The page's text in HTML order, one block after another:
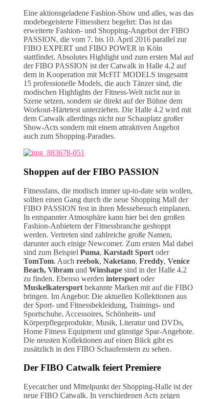
Eine aktionsgeladene Fashion-Show und alles, was das
modebegeisterte Fitnessherz begehrt: Das ist das
erweiterte Fashion- und Shopping-Angebot der FIBO
PASSION, die vom 7. bis 10. April 2016 parallel zur
FIBO EXPERT und FIBO POWER in Köln
stattfindet. Absolutes Highlight und zum ersten Mal auf
der FIBO PASSION ist der Catwalk in Halle 4.2 auf
dem in Kooperation mit McFIT MODELS insgesamt
15 professionelle Models, die auch Tänzer sind, die
modischen Highlights der Fitness-Welt nicht nur in
Szene setzen, sondern sie direkt auf der Bühne dem
Workout-Härtetest unterziehen. Die Halle 4.2 wird mit
dem Catwalk allerdings nicht nur Schauplatz großer
Show-Acts sondern mit einem attraktiven Angebot
auch zum Shopping-Paradies.
Shoppen auf der FIBO PASSION
Fitnessfans, die modisch immer up-to-date sein wollen,
sollten einen Gang durch die neue Shopping Mall der
FIBO PASSION fest in ihren Messebesuch einplanen.
In entspannter Atmosphäre kann hier bei den großen
Fashion-Anbietern der Fitnessbranche geshoppt
werden. Vertreten sind zahlreiche große Namen,
darunter auch einige Newcomer. Zum ersten Mal dabei
sind zum Beispiel Puma, Karstadt Sport oder
TomTom. Auch reebok, Naketano, Freddy, Venice
Beach, Vibram und Winshape sind in der Halle 4.2
zu finden. Ebenso werden intersport oder
Muskelkatersport bekannte Marken mit auf die FIBO
bringen. Im Angebot: Die aktuellen Kollektionen aus
der Sport- und Fitnessbekleidung, Trainings- und
Sportschuhe, Accessoires, Schönheits- und
Körperpflegeprodukte, Musik, Literatur und DVDs,
Home Fitness Equipment und günstige Spar-Angebote.
Die neusten Kollektionen auf einen Blick gibt es
zusätzlich in den FIBO Schaufenstern zu sehen.
Der FIBO Catwalk feiert Premiere
Eyecatcher und Mittelpunkt der Shopping-Halle ist der
neue FIBO Catwalk. In verschiedenen Acts zeigen